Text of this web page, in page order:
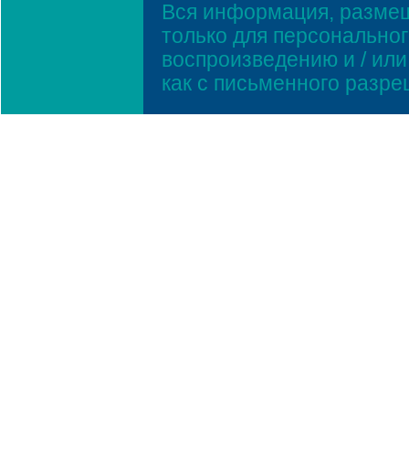
Вся информация,
только для
воспроизведению и /
как с письменного